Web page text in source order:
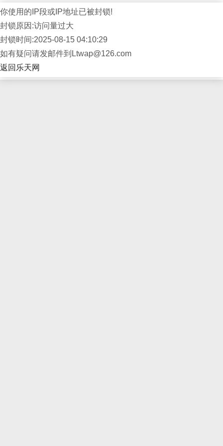
你使用的IP段或IP地址已被封锁!
封锁原因:访问量过大
封锁时间:2025-08-15 04:10:29
如有疑问请发邮件到Ltwap@126.com
返回乐天网